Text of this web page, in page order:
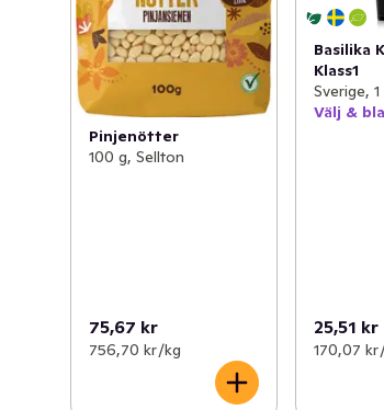
Pinjenötter
100 g, Sellton
75,67 kr
756,70 kr /kg
Basilika
Klass1
Sverige,
Välj &
25,51 kr
170,07 kr